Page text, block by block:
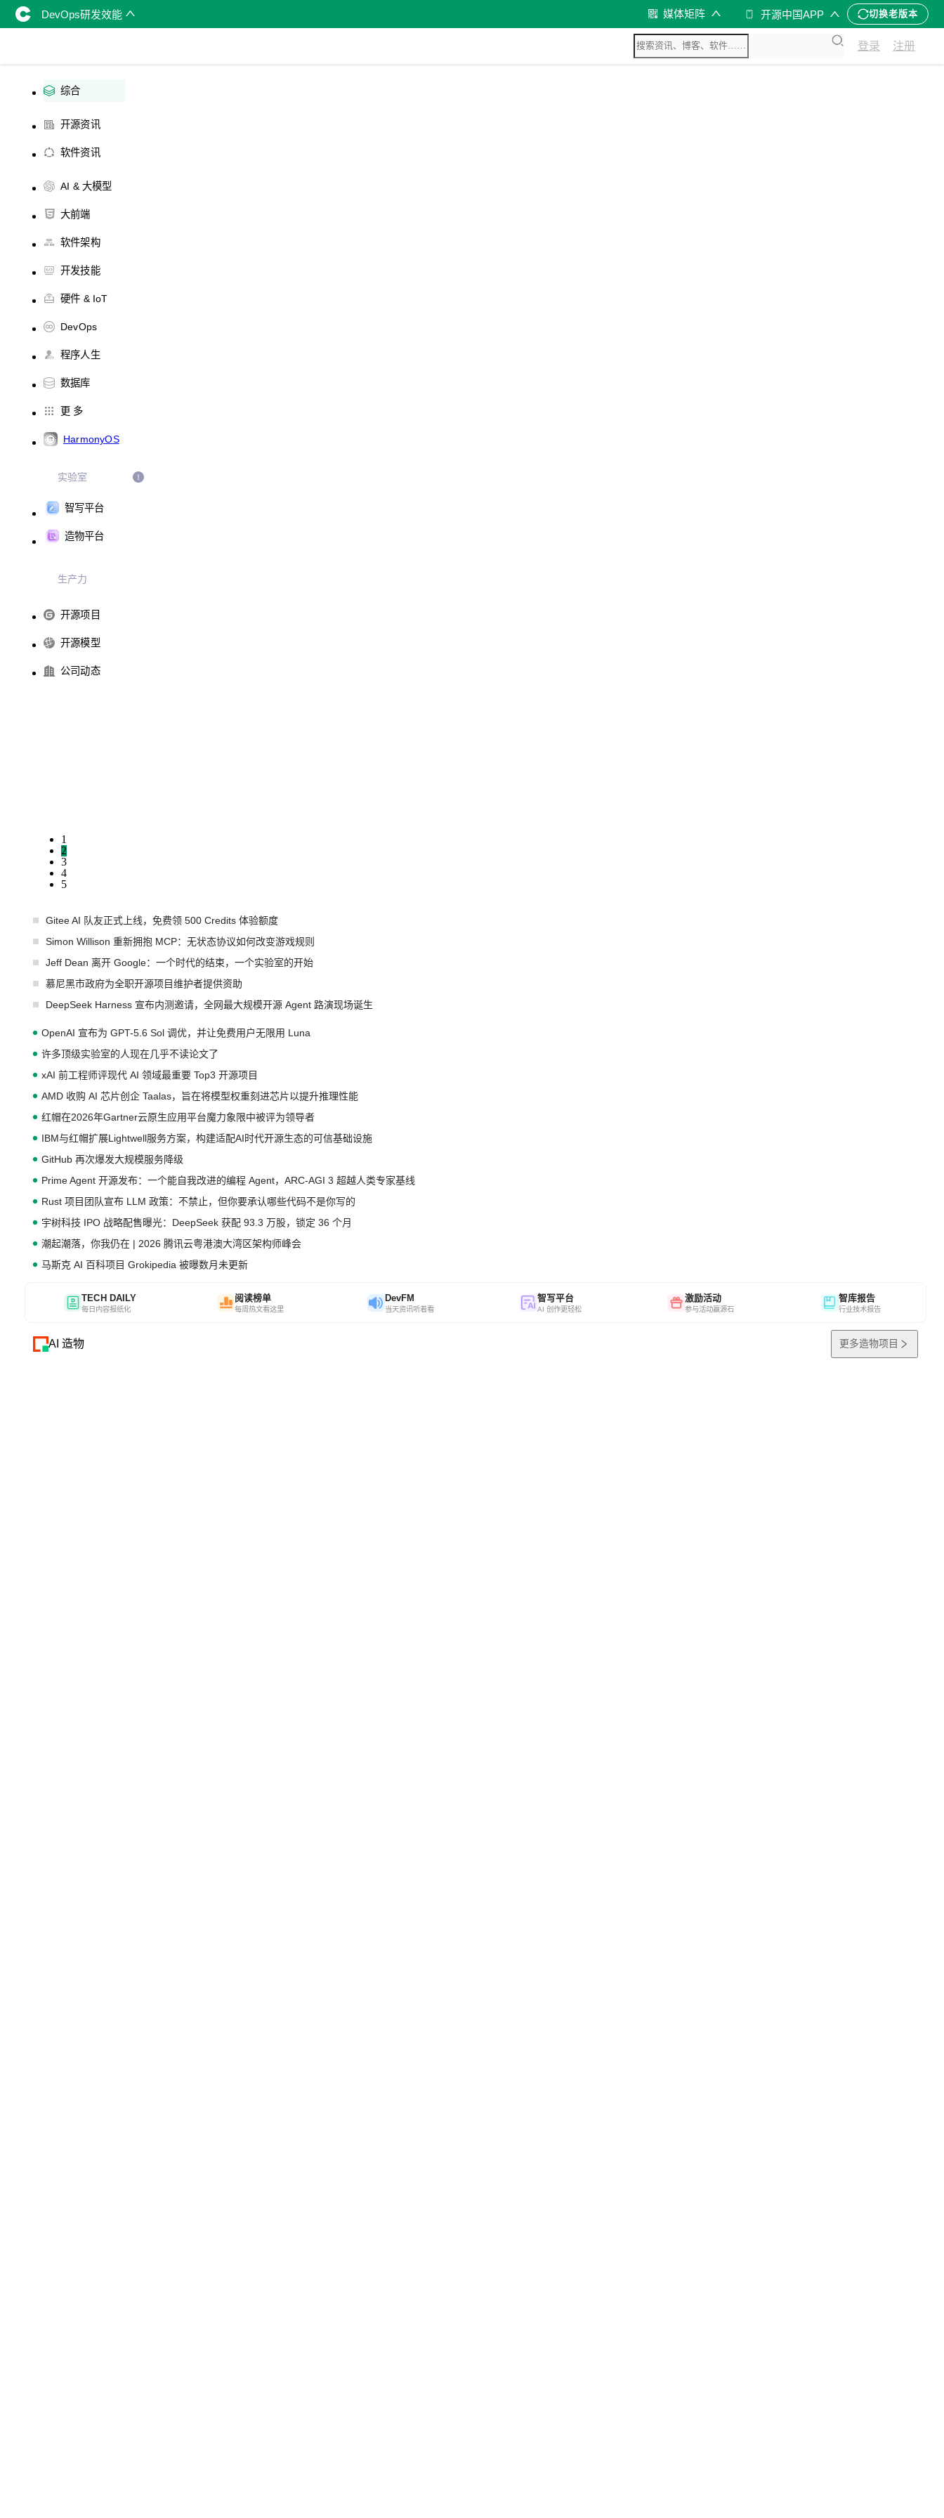
DevOps研发效能 媒体矩阵 开源中国APP 切换老版本
登录 注册
综合
开源资讯
软件资讯
AI & 大模型
大前端
软件架构
开发技能
硬件 & IoT
DevOps
程序人生
数据库
更 多
HarmonyOS
实验室
智写平台
造物平台
生产力
开源项目
开源模型
公司动态
1
2
3
4
5
Gitee AI 队友正式上线，免费领 500 Credits 体验额度
Simon Willison 重新拥抱 MCP：无状态协议如何改变游戏规则
Jeff Dean 离开 Google：一个时代的结束，一个实验室的开始
慕尼黑市政府为全职开源项目维护者提供资助
DeepSeek Harness 宣布内测邀请，全网最大规模开源 Agent 路演现场诞生
OpenAI 宣布为 GPT-5.6 Sol 调优，并让免费用户无限用 Luna
许多顶级实验室的人现在几乎不读论文了
xAI 前工程师评现代 AI 领域最重要 Top3 开源项目
AMD 收购 AI 芯片创企 Taalas，旨在将模型权重刻进芯片以提升推理性能
红帽在2026年Gartner云原生应用平台魔力象限中被评为领导者
IBM与红帽扩展Lightwell服务方案，构建适配AI时代开源生态的可信基础设施
GitHub 再次爆发大规模服务降级
Prime Agent 开源发布：一个能自我改进的编程 Agent，ARC-AGI 3 超越人类专家基线
Rust 项目团队宣布 LLM 政策：不禁止，但你要承认哪些代码不是你写的
宇树科技 IPO 战略配售曝光：DeepSeek 获配 93.3 万股，锁定 36 个月
潮起潮落，你我仍在 | 2026 腾讯云粤港澳大湾区架构师峰会
马斯克 AI 百科项目 Grokipedia 被曝数月未更新
TECH DAILY
每日内容报纸化
阅读榜单
每周热文看这里
DevFM
当天资讯听着看
智写平台
AI 创作更轻松
激励活动
参与活动赢源石
智库报告
行业技术报告
AI 造物 更多造物项目